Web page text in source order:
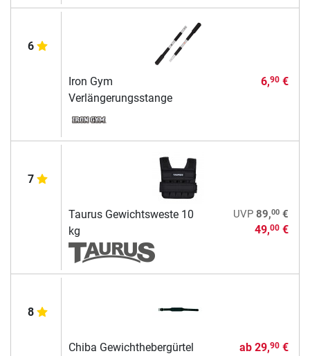
6
Iron Gym
Verlängerungsstange
6,90€
7
Taurus Gewichtsweste 10
kg
UVP 89,00€
49,00€
8
Chiba Gewichthebergürtel
ab 29,90€